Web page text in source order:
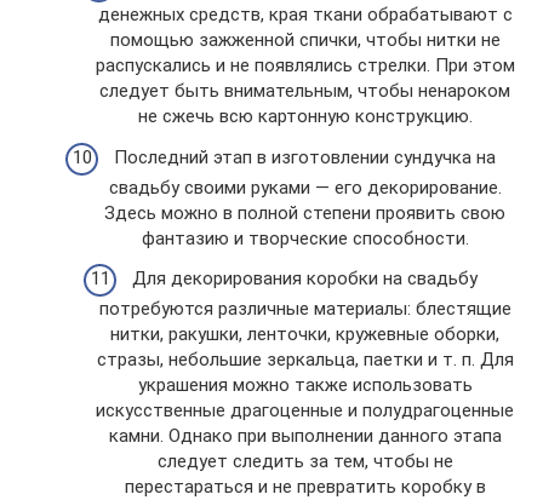
денежных средств, края ткани обрабатывают с
помощью зажженной спички, чтобы нитки не
распускались и не появлялись стрелки. При этом
следует быть внимательным, чтобы ненароком
не сжечь всю картонную конструкцию.
Последний этап в изготовлении сундучка на
свадьбу своими руками — его декорирование.
Здесь можно в полной степени проявить свою
фантазию и творческие способности.
Для декорирования коробки на свадьбу
потребуются различные материалы: блестящие
нитки, ракушки, ленточки, кружевные оборки,
стразы, небольшие зеркальца, паетки и т. п. Для
украшения можно также использовать
искусственные драгоценные и полудрагоценные
камни. Однако при выполнении данного этапа
следует следить за тем, чтобы не
перестараться и не превратить коробку в